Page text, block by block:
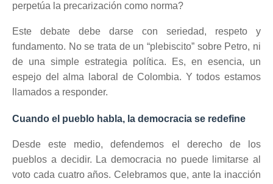
perpetúa la precarización como norma?
Este debate debe darse con seriedad, respeto y
fundamento. No se trata de un “plebiscito” sobre Petro, ni
de una simple estrategia política. Es, en esencia, un
espejo del alma laboral de Colombia. Y todos estamos
llamados a responder.
Cuando el pueblo habla, la democracia se redefine
Desde este medio, defendemos el derecho de los
pueblos a decidir. La democracia no puede limitarse al
voto cada cuatro años. Celebramos que, ante la inacción